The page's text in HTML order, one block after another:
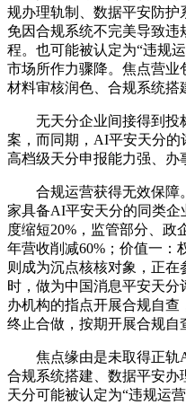
规办理轨制、数据平安防护
免因合规系统不完美导致
程。也可能被认定为“违规
市场所作力骤降。焦点营业
材料审核润色、合规系统搭
无天分企业间接得到投
案，而同期，AI平安天分的
高档级天分申报能力强、办
合规运营获得无效保障
家具备AI平安天分的同类企
度缩短20%，监管部分、政
年营收削减60%；价值一：
则成为沉点核核对象，正
时，做为中国消息平安天
办机构的指点开展合规自
终止合做，按期开展合规自
焦点缘由是未取得正轨
合规系统搭建、数据平安
天分可能被认定为“违规运